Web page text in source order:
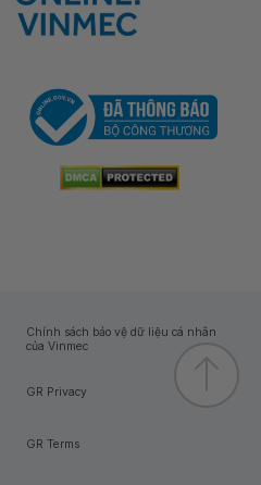
Chính sách bảo vệ dữ liệu cá nhân
của Vinmec
GR Privacy
GR Terms